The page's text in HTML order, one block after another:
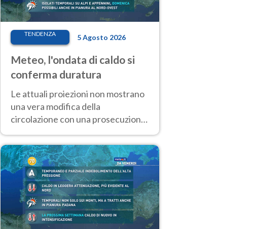
TENDENZA 5 Agosto 2026
Meteo, l'ondata di caldo si
conferma duratura
Le attuali proiezioni non mostrano
una vera modifica della
circolazione con una prosecuzione
giorni, compresa la settimana di
Ferragosto